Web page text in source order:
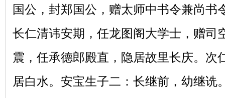
国公，封郑国公，赠太师中书令兼尚书
长仁清讳安期，任龙图阁大学士，赠司
震，任承德郎殿直，隐居故里长庆。次
居白水。安宝生子二：长继前，幼继诜